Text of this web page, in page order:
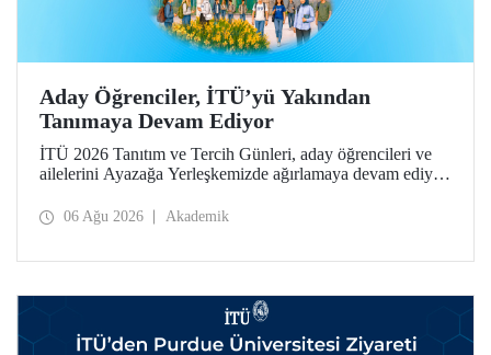
Aday Öğrenciler, İTÜ’yü Yakından
Tanımaya Devam Ediyor
İTÜ 2026 Tanıtım ve Tercih Günleri, aday öğrencileri ve
ailelerini Ayazağa Yerleşkemizde ağırlamaya devam ediyor.
ilgili fakülte ve birimler adaylara bilgi vermeye devam
06 Ağu 2026 Akademik